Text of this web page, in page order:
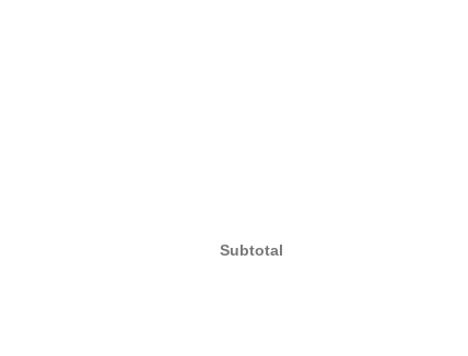
Subtotal